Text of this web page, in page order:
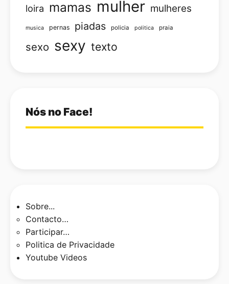
loira mamas mulher mulheres
musica pernas piadas policia politica praia
sexo sexy texto
Nós no Face!
Sobre...
Contacto…
Participar…
Politica de Privacidade
Youtube Videos